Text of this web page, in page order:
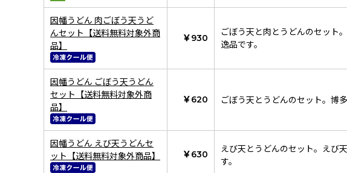
因幡うどん 肉ごぼう天うど
んセット【送料無料対象外商
品】
￥930
ごぼう天と肉とうどんのセット
逸品です。
因幡うどん ごぼう天うどん
セット【送料無料対象外商
品】
￥620 ごぼう天とうどんのセット。博
因幡うどん えび天うどんセ
ット【送料無料対象外商品】
￥630
えび天とうどんのセット。えび
す。